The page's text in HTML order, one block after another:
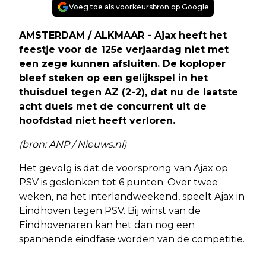
Voeg toe als voorkeursbron op Google
AMSTERDAM / ALKMAAR - Ajax heeft het
feestje voor de 125e verjaardag niet met
een zege kunnen afsluiten. De koploper
bleef steken op een gelijkspel in het
thuisduel tegen AZ (2-2), dat nu de laatste
acht duels met de concurrent uit de
hoofdstad niet heeft verloren.
(bron: ANP / Nieuws.nl)
Het gevolg is dat de voorsprong van Ajax op
PSV is geslonken tot 6 punten. Over twee
weken, na het interlandweekend, speelt Ajax in
Eindhoven tegen PSV. Bij winst van de
Eindhovenaren kan het dan nog een
spannende eindfase worden van de competitie.